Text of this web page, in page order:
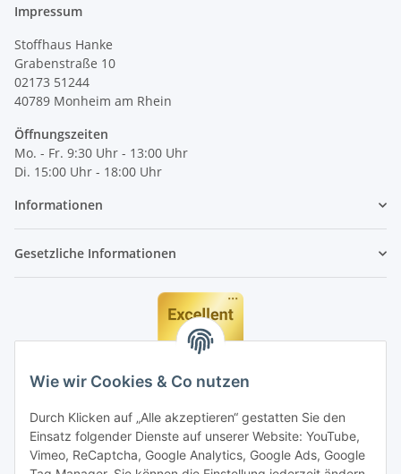
Wie wir Cookies & Co nutzen
Durch Klicken auf „Alle akzeptieren“ gestatten Sie den
Einsatz folgender Dienste auf unserer Website: YouTube,
Vimeo, ReCaptcha, Google Analytics, Google Ads, Google
Impressum
Stoffhaus Hanke
Grabenstraße 10
02173 51244
40789 Monheim am Rhein
Öffnungszeiten
Mo. - Fr. 9:30 Uhr - 13:00 Uhr
Di. 15:00 Uhr - 18:00 Uhr
Informationen
Gesetzliche Informationen